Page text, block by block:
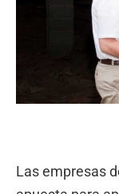
Las empresas